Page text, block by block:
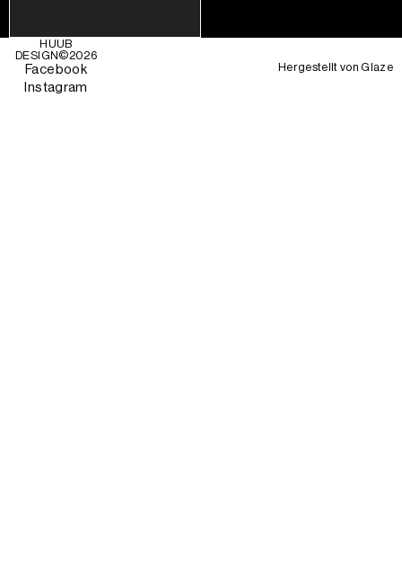
HUUB
DESIGN©2026
Facebook
Instagram
Hergestellt vonGlaze